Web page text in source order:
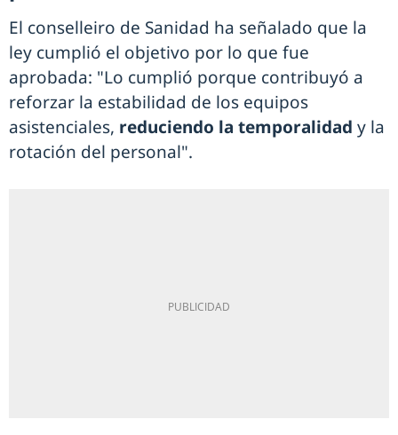
El conselleiro de Sanidad ha señalado que la
ley cumplió el objetivo por lo que fue
aprobada: "Lo cumplió porque contribuyó a
reforzar la estabilidad de los equipos
asistenciales, reduciendo la temporalidad y la
rotación del personal".